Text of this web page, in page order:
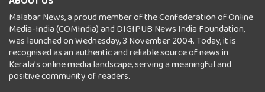
Malabar News, a proud member of the Confederation of Online
Media-India (COMIndia) and DIGIPUB News India Foundation,
was launched on Wednesday, 3 November 2004. Today, it is
recognised as an authentic and reliable source of news in
Kerala’s online media landscape, serving a meaningful and
positive community of readers.